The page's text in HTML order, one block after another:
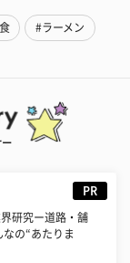
#ラーメン
ー
PR
界研究ー道路・舗
の“あたりま